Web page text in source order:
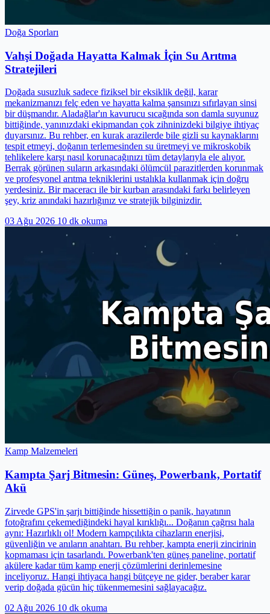
Doğa Sporları
Vahşi Doğada Hayatta Kalmak İçin Su Arıtma
Stratejileri
Doğada susuzluk sadece fiziksel bir eksiklik değil, karar
mekanizmanızı felç eden ve hayatta kalma şansınızı sıfırlayan sinsi
bir düşmandır. Aladağlar'ın kavurucu sıcağında son damla suyunuz
bittiğinde, yanınızdaki ekipmandan çok zihninizdeki bilgiye ihtiyaç
duyarsınız. Bu rehber, en kurak arazilerde bile gizli su kaynaklarını
tespit etmeyi, doğanın terlemesinden su üretmeyi ve mikroskobik
tehlikelere karşı nasıl korunacağınızı tüm detaylarıyla ele alıyor.
Berrak görünen suların arkasındaki ölümcül parazitlerden korunmak
ve profesyonel arıtma tekniklerini ustalıkla kullanmak için doğru
yerdesiniz. Bir maceracı ile bir kurban arasındaki farkı belirleyen
şey, kriz anındaki hazırlığınız ve stratejik bilginizdir.
03 Ağu 2026 10 dk okuma
Kamp Malzemeleri
Kampta Şarj Bitmesin: Güneş, Powerbank, Portatif
Akü
Zirvede GPS'in şarjı bittiğinde hissettiğin o panik, hayatının
fotoğrafını çekemediğindeki hayal kırıklığı... Doğanın çağrısı hala
aynı: Hazırlıklı ol! Modern kampçılıkta cihazların enerjisi,
güvenliğin ve anıların anahtarı. Bu rehber, kampta enerji zincirinin
kopmaması için tasarlandı. Powerbank'ten güneş paneline, portatif
akülere kadar tüm kamp enerji çözümlerini derinlemesine
inceliyoruz. Hangi ihtiyaca hangi bütçeye ne gider, beraber karar
verip doğada gücün hiç tükenmemesini sağlayacağız.
02 Ağu 2026 10 dk okuma